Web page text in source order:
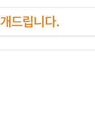
드립니다.